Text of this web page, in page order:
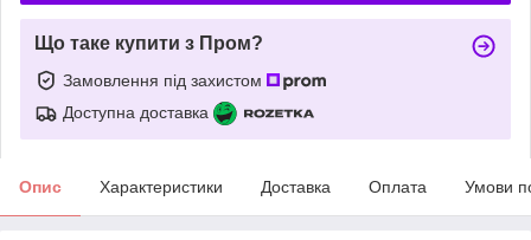
Що таке купити з Пром?
Замовлення під захистом
Доступна доставка
Опис Характеристики Доставка Оплата Умови